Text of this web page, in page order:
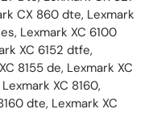
CX 860 dte, Lexmark
Lexmark XC 6100
XC 6152 dtfe,
8155 de, Lexmark XC
XC 8160,
dte, Lexmark XC